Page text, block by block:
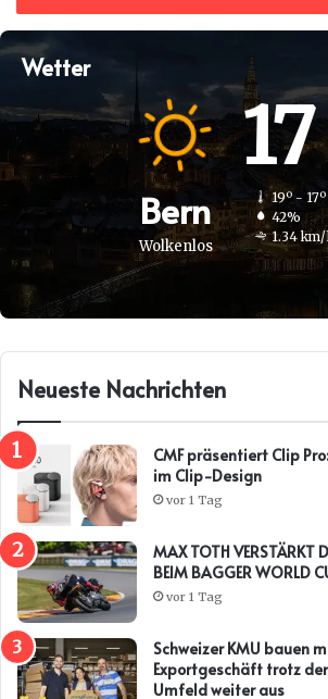
Wetter
Bern
Wolkenlos
19º - 17º
42%
1.34
Neueste Nachrichten
CMF präsentiert Clip
im Clip-Design
vor 1 Tag
MAX TOTH VERSTÄRKT
BEIM BAGGER WORLD
vor 1 Tag
Schweizer KMU bauen
Exportgeschäft trotz
Umfeld weiter aus